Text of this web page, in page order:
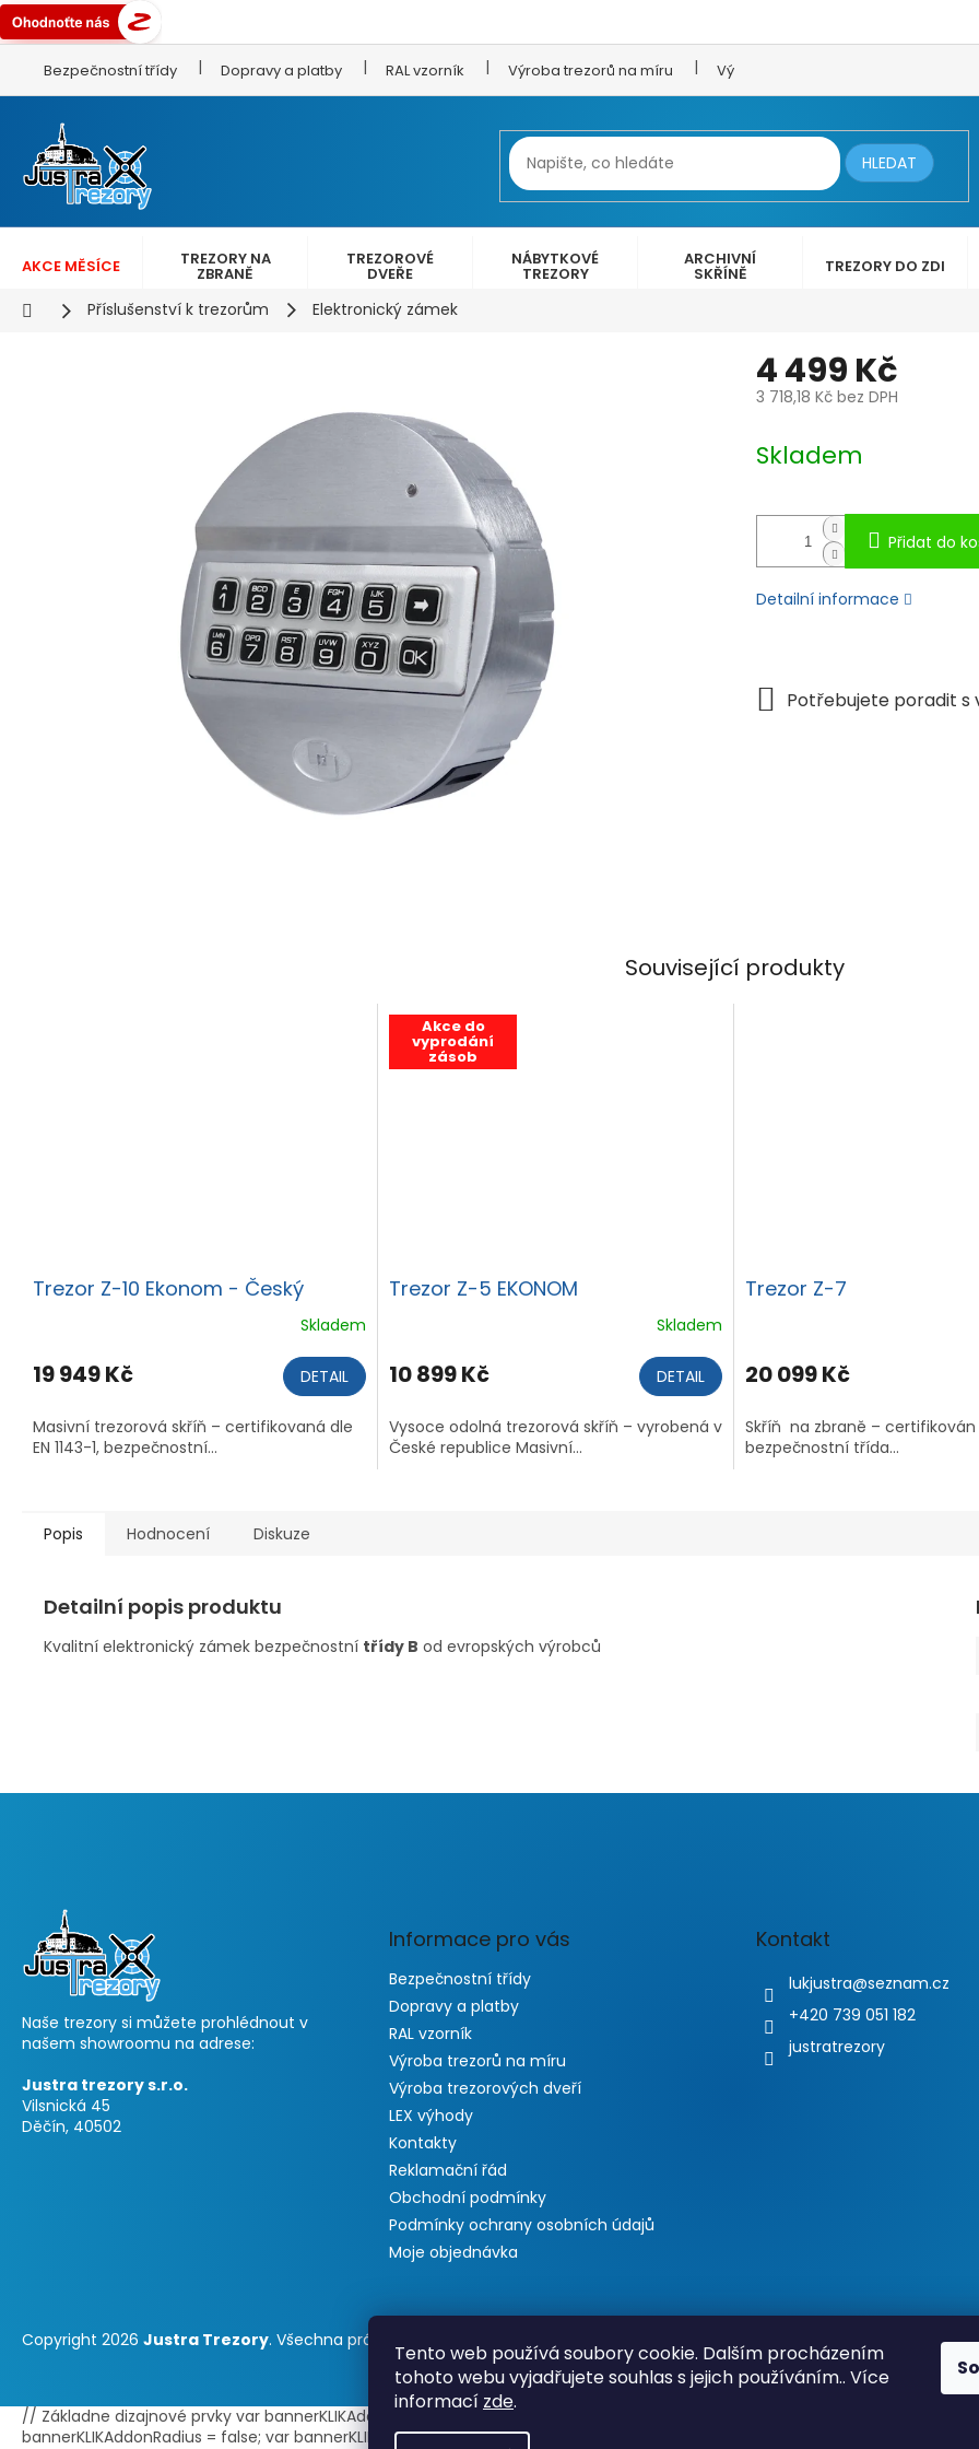
Tento web používá soubory cookie. Dalším procházením
tohoto webu vyjadřujete souhlas s jejich používáním.. Více
informací zde.
obsah
Bezpečnostní třídy Dopravy a platby RAL vzorník Výroba trezorů na míru Výroba trezorových dveří
HLEDAT
AKCE MĚSÍCE TREZORY NA
ZBRANĚ
TREZOROVÉ
DVEŘE
NÁBYTKOVÉ
TREZORY
ARCHIVNÍ
SKŘÍNĚ TREZORY DO ZDI
DomůPříslušenství k trezorům Elektronický zámek
4 499 Kč
3 718,18 Kč bez DPH
cena:
Skladem
Přidat do
Detailní informace
Související produkty
Trezor Z-10 Ekonom - Český
Skladem
19 949 Kč DETAIL
Masivní trezorová skříň – certifikovaná dle
EN 1143-1, bezpečnostní...
Akce do
vyprodání
zásob
Trezor Z-5 EKONOM
Skladem
10 899 Kč DETAIL
Vysoce odolná trezorová skříň – vyrobená v
České republice Masivní...
Trezor Z-7
20 099 Kč
Skříň na zbraně – certifikován
bezpečnostní třída...
Popis Hodnocení Diskuze
Detailní popis produktu
Kvalitní elektronický zámek bezpečnostní třídy B od evropských výrobců
Naše trezory si můžete prohlédnout v
našem showroomu na adrese:
Justra trezory s.r.o.
Vilsnická 45
Děčín, 40502
Informace pro vás
Bezpečnostní třídy
Dopravy a platby
RAL vzorník
Výroba trezorů na míru
Výroba trezorových dveří
LEX výhody
Kontakty
Reklamační řád
Obchodní podmínky
Podmínky ochrany osobních údajů
Moje objednávka
Kontakt
lukjustra@seznam.cz
+420 739 051 182
justratrezory
Copyright 2026 Justra Trezory. Všechna práva vyhrazena.
// Základne dizajnové prvky var bannerKLIKAddonPosition = 0; var bannerKLIKAddonLinkHref = "https://www.justratrezory.cz/
bannerKLIKAddonRadius = false; var bannerKLIKAddonBorder = true; var bannerKLIKAddonLink = true; var